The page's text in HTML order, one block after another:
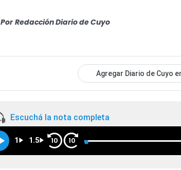
Por Redacción Diario de Cuyo
Agregar Diario de Cuyo
Escuchá la nota completa
1 1.5 10 10